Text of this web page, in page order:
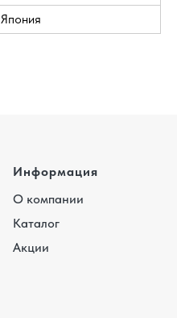
Япония
Информация
О компании
Каталог
Акции